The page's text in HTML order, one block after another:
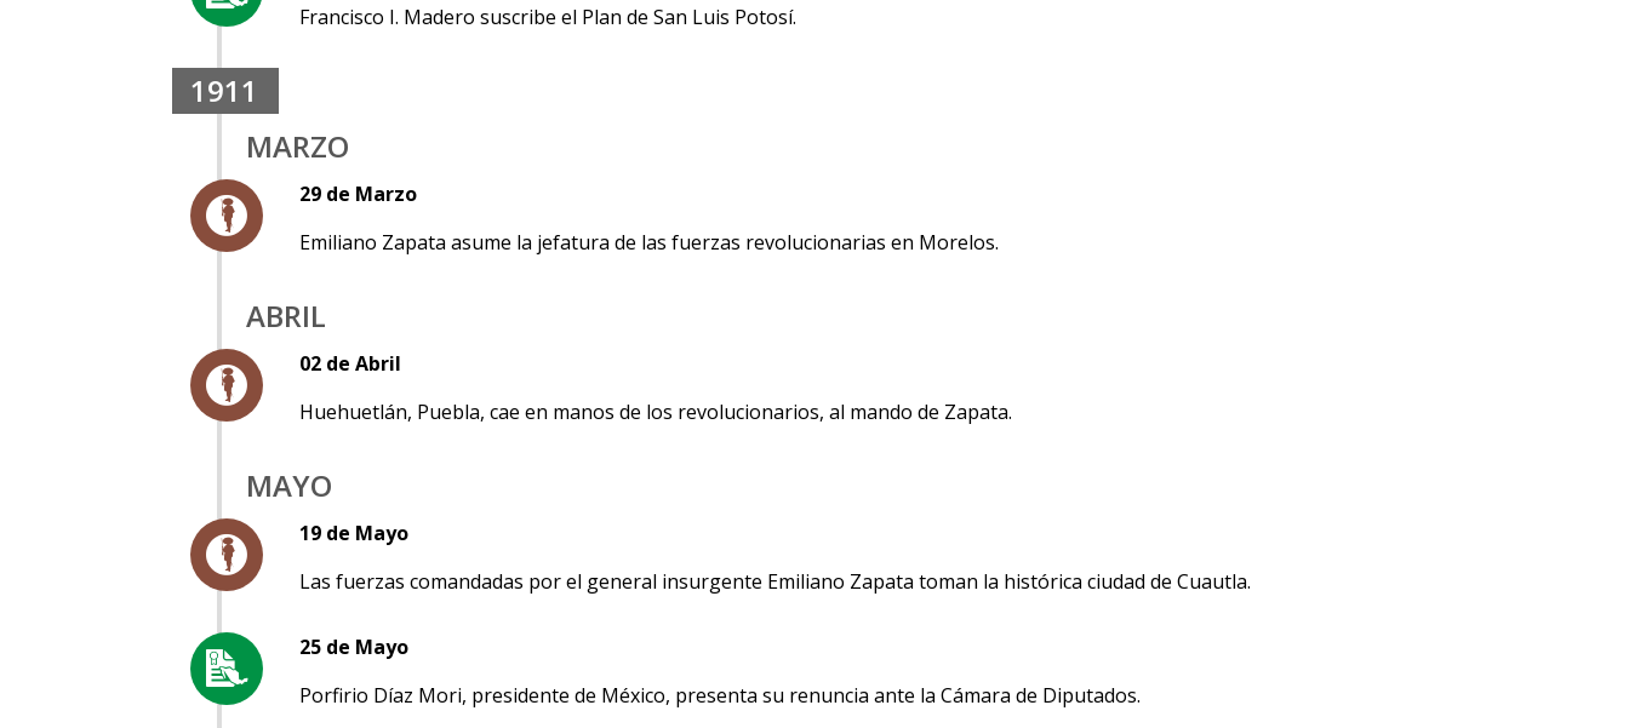
Francisco I. Madero suscribe el Plan de San Luis Potosí.
1911
MARZO
29 de Marzo
Emiliano Zapata asume la jefatura de las fuerzas revolucionarias en Morelos.
ABRIL
02 de Abril
Huehuetlán, Puebla, cae en manos de los revolucionarios, al mando de Zapata.
MAYO
19 de Mayo
Las fuerzas comandadas por el general insurgente Emiliano Zapata toman la histórica ciudad de Cuautla.
25 de Mayo
Porfirio Díaz Mori, presidente de México, presenta su renuncia ante la Cámara de Diputados.